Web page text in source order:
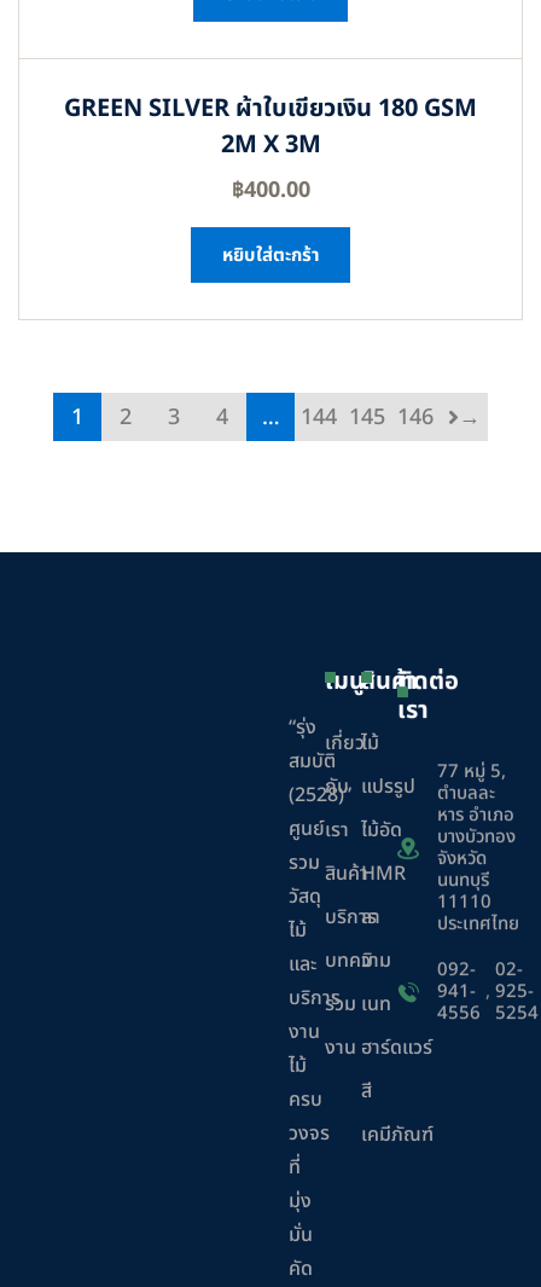
GREEN SILVER ผ้าใบเขียวเงิน 180 GSM
2M X 3M
฿400.00
หยิบใส่ตะกร้า
1 2 3 4 … 144 145 146 →
“รุ่ง
สมบัติ
(2528)”
ศูนย์
รวม
วัสดุ
ไม้
และ
บริการ
งาน
ไม้
ครบ
วงจร
ที่
มุ่ง
มั่น
คัด
เมนู
เกี่ยว
กับ
เรา
สินค้า
บริการ
บทความ
ร่วม
งาน
สินค้า
ไม้
แปรรูป
ไม้อัด
HMR
ลา
มิ
เนท
ฮาร์ดแวร์
สี
เคมีภัณฑ์
ติดต่อ
เรา
77 หมู่ 5,
ตำบลละ
หาร อำเภอ
บางบัวทอง
จังหวัด
นนทบุรี
11110
ประเทศไทย
092-
941-
4556
,
02-
925-
5254